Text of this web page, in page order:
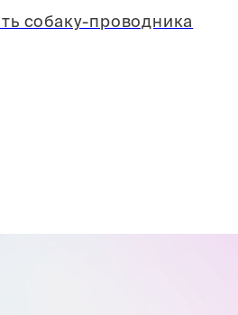
собаку-проводника